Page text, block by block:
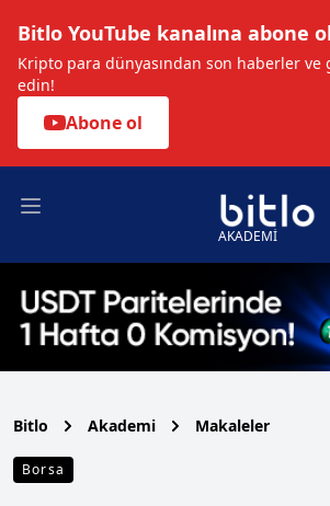
Bitlo YouTube kanalına abone
Kripto para dünyasından son haberler ve
edin!
Abone ol
Open main menu
AKADEMİ
Bitlo Akademi Makaleler
Borsa